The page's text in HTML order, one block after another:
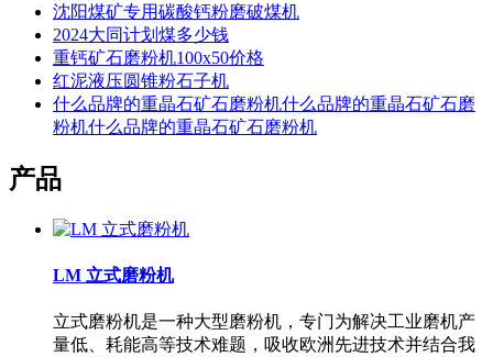
沈阳煤矿专用碳酸钙粉磨破煤机
2024大同计划煤多少钱
重钙矿石磨粉机100x50价格
红泥液压圆锥粉石子机
什么品牌的重晶石矿石磨粉机什么品牌的重晶石矿石磨
粉机什么品牌的重晶石矿石磨粉机
产品
LM 立式磨粉机
立式磨粉机是一种大型磨粉机，专门为解决工业磨机产
量低、耗能高等技术难题，吸收欧洲先进技术并结合我